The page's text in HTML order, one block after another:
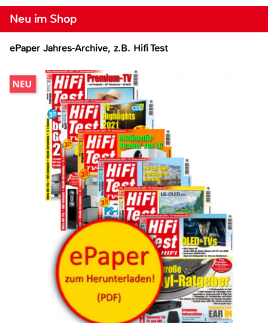
Neu im Shop
ePaper Jahres-Archive, z.B. Hifi Test